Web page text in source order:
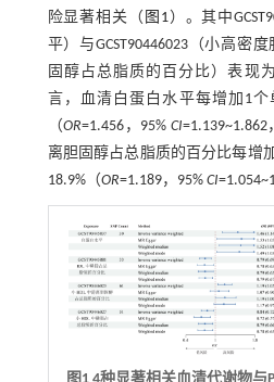
险显著相关（ 图1）。其中
平）与GCST90446023（小高密
固醇占总脂质的百分比）表现
言，血清白蛋白水平每增加1个
（OR=1.456，95% CI=1.139~1.862
离胆固醇占总脂质的百分比每增
18.9%（OR=1.189，95% CI